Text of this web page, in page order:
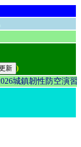
)
城鎮韌性防空